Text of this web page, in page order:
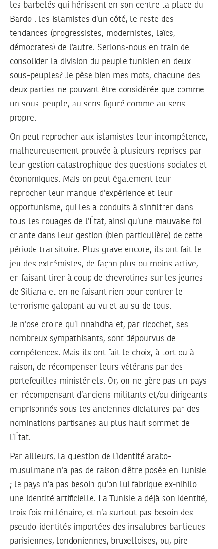
les barbelés qui hérissent en son centre la place du
Bardo : les islamistes d’un côté, le reste des
tendances (progressistes, modernistes, laïcs,
démocrates) de l’autre. Serions-nous en train de
consolider la division du peuple tunisien en deux
sous-peuples? Je pèse bien mes mots, chacune des
deux parties ne pouvant être considérée que comme
un sous-peuple, au sens figuré comme au sens
propre.
On peut reprocher aux islamistes leur incompétence,
malheureusement prouvée à plusieurs reprises par
leur gestion catastrophique des questions sociales et
économiques. Mais on peut également leur
reprocher leur manque d’expérience et leur
opportunisme, qui les a conduits à s’infiltrer dans
tous les rouages de l’État, ainsi qu’une mauvaise foi
criante dans leur gestion (bien particulière) de cette
période transitoire. Plus grave encore, ils ont fait le
jeu des extrémistes, de façon plus ou moins active,
en faisant tirer à coup de chevrotines sur les jeunes
de Siliana et en ne faisant rien pour contrer le
terrorisme galopant au vu et au su de tous.
Je n’ose croire qu’Ennahdha et, par ricochet, ses
nombreux sympathisants, sont dépourvus de
compétences. Mais ils ont fait le choix, à tort ou à
raison, de récompenser leurs vétérans par des
portefeuilles ministériels. Or, on ne gère pas un pays
en récompensant d’anciens militants et/ou dirigeants
emprisonnés sous les anciennes dictatures par des
nominations partisanes au plus haut sommet de
l’État.
Par ailleurs, la question de l’identité arabo-
musulmane n’a pas de raison d’être posée en Tunisie
; le pays n’a pas besoin qu’on lui fabrique ex-nihilo
une identité artificielle. La Tunisie a déjà son identité,
trois fois millénaire, et n’a surtout pas besoin des
pseudo-identités importées des insalubres banlieues
parisiennes, londoniennes, bruxelloises, ou, pire